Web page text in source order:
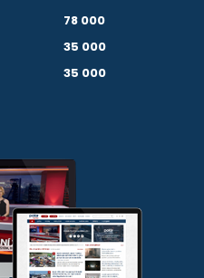
78 000
35 000
35 000